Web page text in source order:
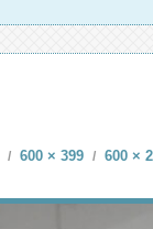
/ 600 × 399 / 600 ×